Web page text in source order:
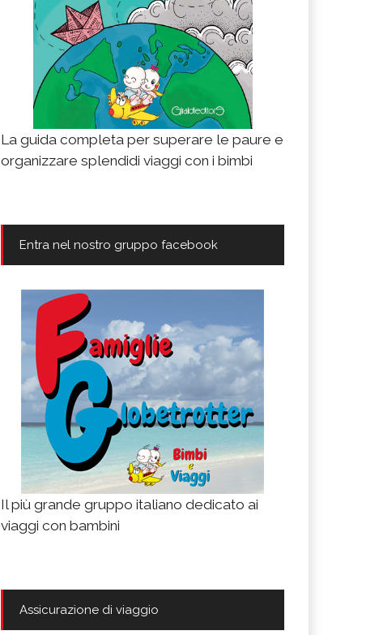
La guida completa per superare le paure e
organizzare splendidi viaggi con i bimbi
Entra nel nostro gruppo facebook
Il più grande gruppo italiano dedicato ai
viaggi con bambini
Assicurazione di viaggio